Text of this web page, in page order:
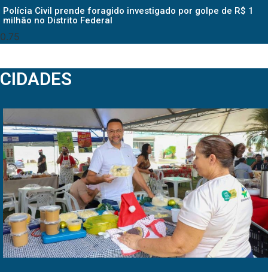
Polícia Civil prende foragido investigado por golpe de R$ 1
milhão no Distrito Federal
CIDADES